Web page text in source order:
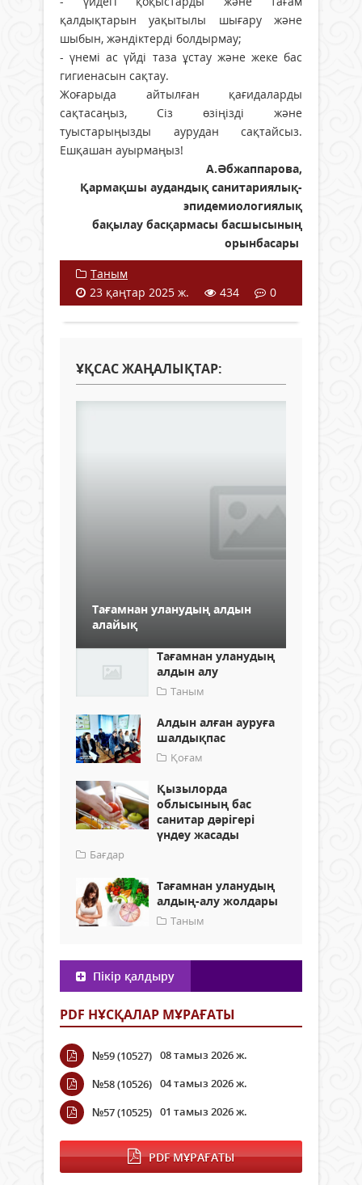
қалдықтарын уақытылы шығару және
шыбын, жәндіктерді болдырмау;
- үнемі ас үйді таза ұстау және жеке бас
гигиенасын сақтау.
Жоғарыда айтылған қағидаларды
сақтасаңыз, Сіз өзіңізді және
туыстарыңызды аурудан сақтайсыз.
Ешқашан ауырмаңыз!
А.Әбжаппарова,
Қармақшы аудандық санитариялық-
эпидемиологиялық
бақылау басқармасы басшысының
орынбасары
Таным
23 қаңтар 2025 ж.
434 0
ҰҚСАС ЖАҢАЛЫҚТАР:
Тағамнан уланудың алдын
алайық
Тағамнан уланудың
алдын алу
Таным
Алдын алған ауруға
шалдықпас
Қоғам
Қызылорда
облысының бас
санитар дәрігері
үндеу жасады
Бағдар
Тағамнан уланудың
алдың-алу жолдары
Таным
Пікір қалдыру
PDF НҰСҚАЛАР МҰРАҒАТЫ
№59 (10527) 08 тамыз 2026 ж.
№58 (10526) 04 тамыз 2026 ж.
№57 (10525) 01 тамыз 2026 ж.
PDF МҰРАҒАТЫ